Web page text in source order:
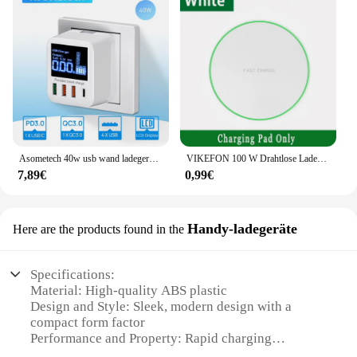
Asometech 40w usb wand ladegerät 4 port mit led-anzeige qc 3,0 pd 3,0 usb schnell ladegerät für iphone 14 huawei xiaomi samsung
7,89€
VIKEFON 100 W Drahtlose Ladegerät Pad Für iPhone 16 15 14 13 12 Pro Max Samsung Xiaomi LED Induktion Schnelle drahtlose Ladestation
0,99€
Here are the products found in the Handy-ladegeräte
Specifications:
Material: High-quality ABS plastic
Design and Style: Sleek, modern design with a
compact form factor
Performance and Property: Rapid charging